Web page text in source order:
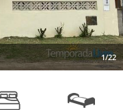
1/22
Next